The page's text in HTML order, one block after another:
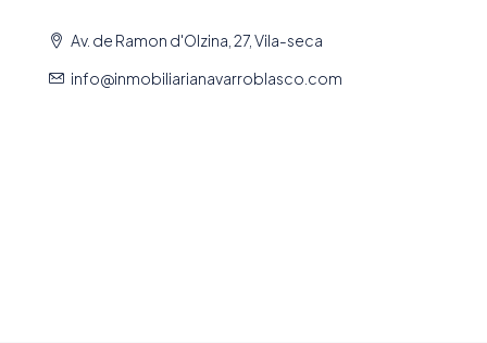
Av. de Ramon d'Olzina, 27, Vila-seca
info@inmobiliarianavarroblasco.com